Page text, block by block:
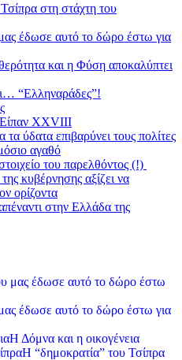
στη στάχτη του
έδωσε αυτό το δώρο έστω για
και η Φύση αποκαλύπτει
“Ελληναράδες”!
XXVIII
τα ύδατα επιβαρύνει τους πολίτες
αγαθό
του παρελθόντος (!)
κυβέρνησης αξίζει να
ορίζοντα
στην Ελλάδα της
έδωσε αυτό το δώρο έστω για
Η Δόμνα και η οικογένεια
Η “δημοκρατία” του Τσίπρα